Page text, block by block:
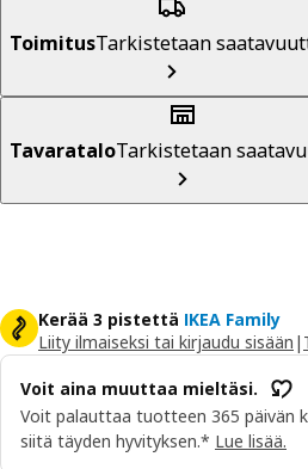
ToimitusTarkistetaan
TavarataloTarkistetaan
Kerää 3 pistettä IKEA Family
Liity ilmaiseksi tai kirjaudu sisään |
Voit aina muuttaa mieltäsi.
Voit palauttaa tuotteen 365 päivän
siitä täyden hyvityksen.* Lue lisää.